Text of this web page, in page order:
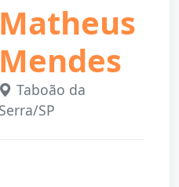
Matheus
Mendes
Taboão da
Serra/SP